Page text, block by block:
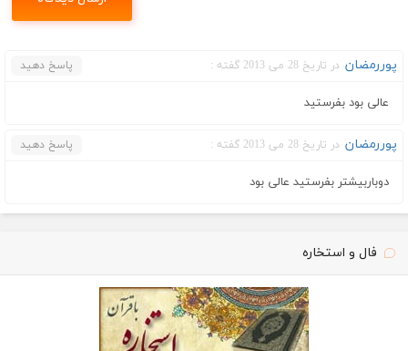
پوررمضان در تاریخ 28 می 2013 گفته : پاسخ دهید
عالی بود بفرستید
پوررمضان در تاریخ 28 می 2013 گفته : پاسخ دهید
دوباربیشتر بفرستید عالی بود
فال و استخاره